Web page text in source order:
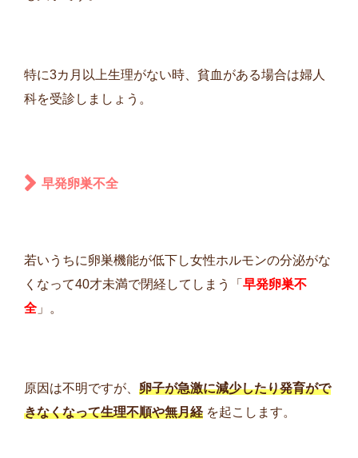
特に3カ月以上生理がない時、貧血がある場合は婦人
科を受診しましょう。
早発卵巣不全
若いうちに卵巣機能が低下し女性ホルモンの分泌がな
くなって40才未満で閉経してしまう「 早発卵巣不
全 」。
原因は不明ですが、 卵子が急激に減少したり発育がで
きなくなって生理不順や無月経 を起こします。